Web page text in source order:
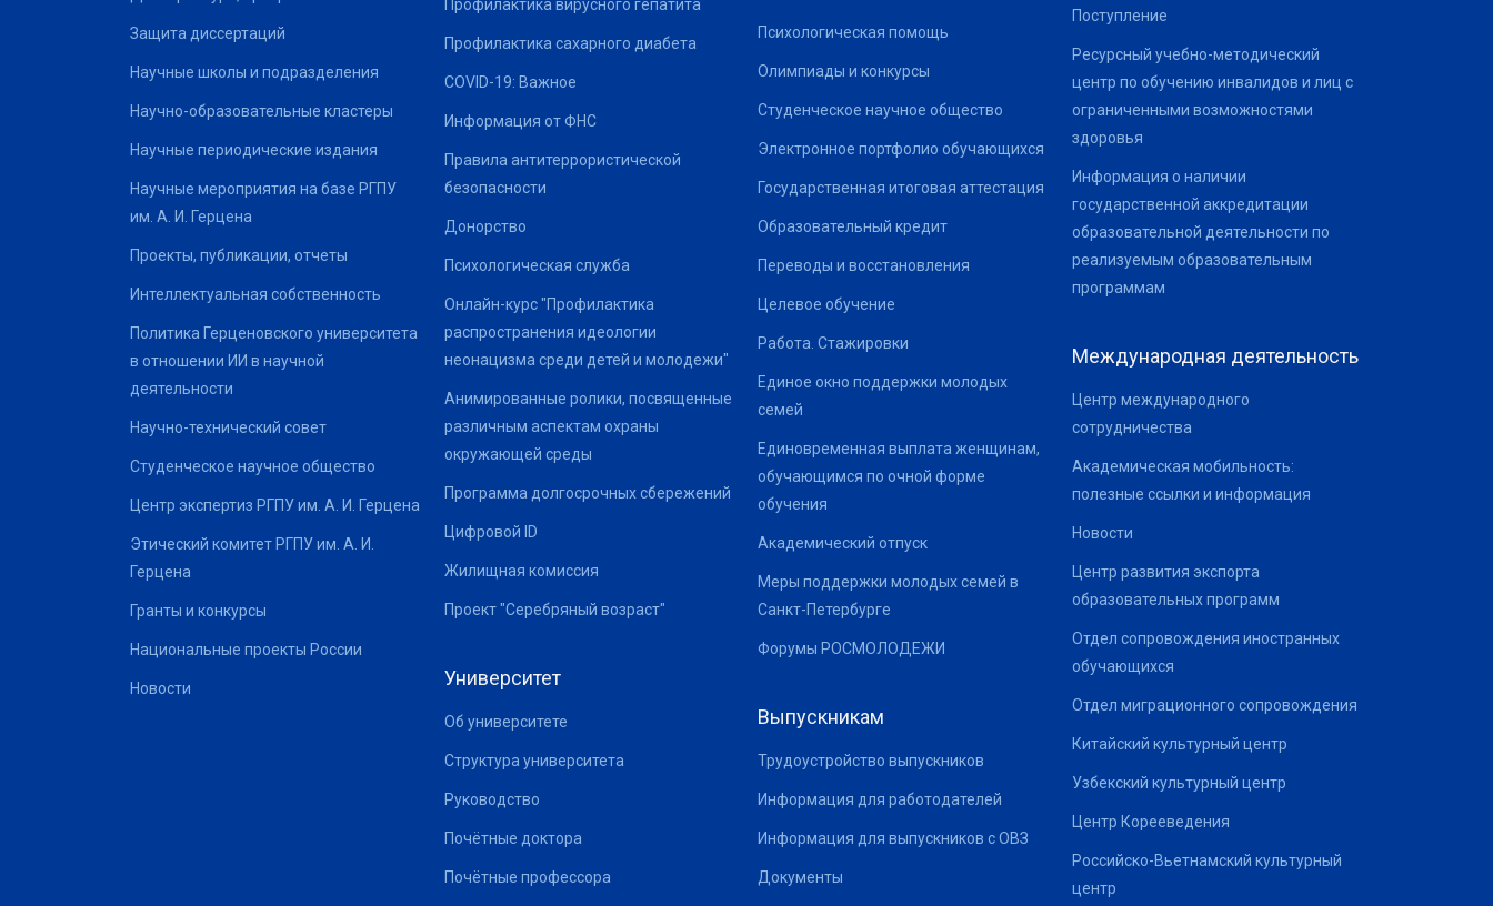
Защита диссертаций
Научные школы и подразделения
Научно-образовательные кластеры
Научные периодические издания
Научные мероприятия на базе РГПУ
им. А. И. Герцена
Проекты, публикации, отчеты
Интеллектуальная собственность
Политика Герценовского университета
в отношении ИИ в научной
деятельности
Научно-технический совет
Студенческое научное общество
Центр экспертиз РГПУ им. А. И. Герцена
Этический комитет РГПУ им. А. И.
Герцена
Гранты и конкурсы
Национальные проекты России
Новости
Профилактика вирусного гепатита
Профилактика сахарного диабета
COVID-19: Важное
Информация от ФНС
Правила антитеррористической
безопасности
Донорство
Психологическая служба
Онлайн-курс "Профилактика
распространения идеологии
неонацизма среди детей и молодежи"
Анимированные ролики, посвященные
различным аспектам охраны
окружающей среды
Программа долгосрочных сбережений
Цифровой ID
Жилищная комиссия
Проект "Серебряный возраст"
Университет
Об университете
Структура университета
Руководство
Почётные доктора
Почётные профессора
Психологическая помощь
Олимпиады и конкурсы
Студенческое научное общество
Электронное портфолио обучающихся
Государственная итоговая аттестация
Образовательный кредит
Переводы и восстановления
Целевое обучение
Работа. Стажировки
Единое окно поддержки молодых
семей
Единовременная выплата женщинам,
обучающимся по очной форме
обучения
Академический отпуск
Меры поддержки молодых семей в
Санкт-Петербурге
Форумы РОСМОЛОДЕЖИ
Выпускникам
Трудоустройство выпускников
Информация для работодателей
Информация для выпускников с ОВЗ
Документы
Поступление
Ресурсный учебно-методический
центр по обучению инвалидов и лиц с
ограниченными возможностями
здоровья
Информация о наличии
государственной аккредитации
образовательной деятельности по
реализуемым образовательным
программам
Международная деятельность
Центр международного
сотрудничества
Академическая мобильность:
полезные ссылки и информация
Новости
Центр развития экспорта
образовательных программ
Отдел сопровождения иностранных
обучающихся
Отдел миграционного сопровождения
Китайский культурный центр
Узбекский культурный центр
Центр Корееведения
Российско-Вьетнамский культурный
центр